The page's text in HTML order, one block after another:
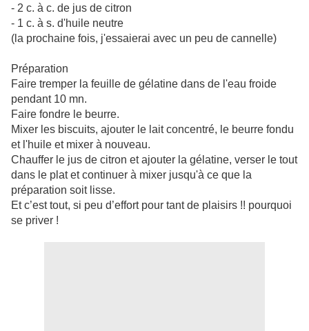
- 2 c. à c. de jus de citron
- 1 c. à s. d'huile neutre
(la prochaine fois, j'essaierai avec un peu de cannelle)
Préparation
Faire tremper la feuille de gélatine dans de l'eau froide
pendant 10 mn.
Faire fondre le beurre.
Mixer les biscuits, ajouter le lait concentré, le beurre fondu
et l'huile et mixer à nouveau.
Chauffer le jus de citron et ajouter la gélatine, verser le tout
dans le plat et continuer à mixer jusqu'à ce que la
préparation soit lisse.
Et c’est tout, si peu d’effort pour tant de plaisirs !! pourquoi
se priver !